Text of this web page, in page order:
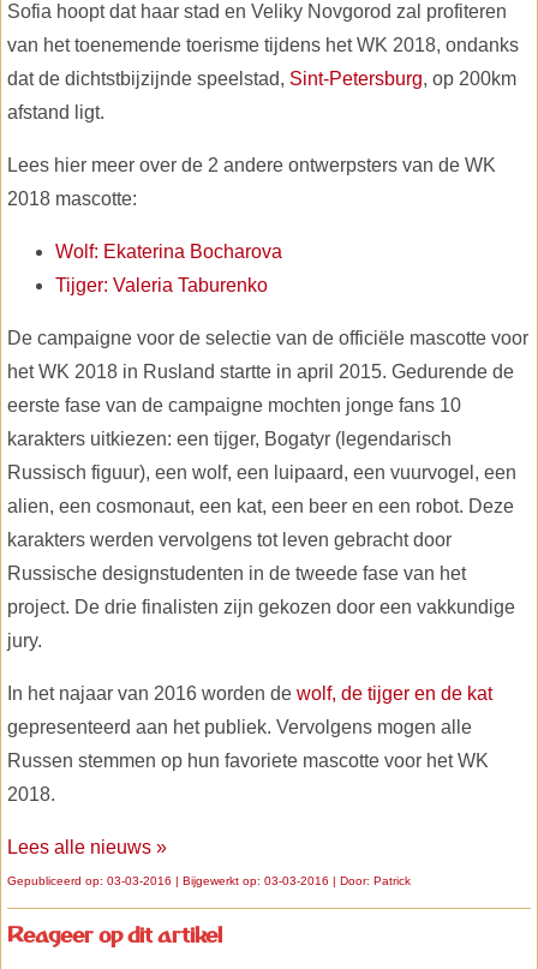
Sofia hoopt dat haar stad en Veliky Novgorod zal profiteren
van het toenemende toerisme tijdens het WK 2018, ondanks
dat de dichtstbijzijnde speelstad, Sint-Petersburg, op 200km
afstand ligt.
Lees hier meer over de 2 andere ontwerpsters van de WK
2018 mascotte:
Wolf: Ekaterina Bocharova
Tijger: Valeria Taburenko
De campaigne voor de selectie van de officiële mascotte voor
het WK 2018 in Rusland startte in april 2015. Gedurende de
eerste fase van de campaigne mochten jonge fans 10
karakters uitkiezen: een tijger, Bogatyr (legendarisch
Russisch figuur), een wolf, een luipaard, een vuurvogel, een
alien, een cosmonaut, een kat, een beer en een robot. Deze
karakters werden vervolgens tot leven gebracht door
Russische designstudenten in de tweede fase van het
project. De drie finalisten zijn gekozen door een vakkundige
jury.
In het najaar van 2016 worden de wolf, de tijger en de kat
gepresenteerd aan het publiek. Vervolgens mogen alle
Russen stemmen op hun favoriete mascotte voor het WK
2018.
Lees alle nieuws »
Gepubliceerd op: 03-03-2016 | Bijgewerkt op: 03-03-2016 | Door: Patrick
Reageer op dit artikel